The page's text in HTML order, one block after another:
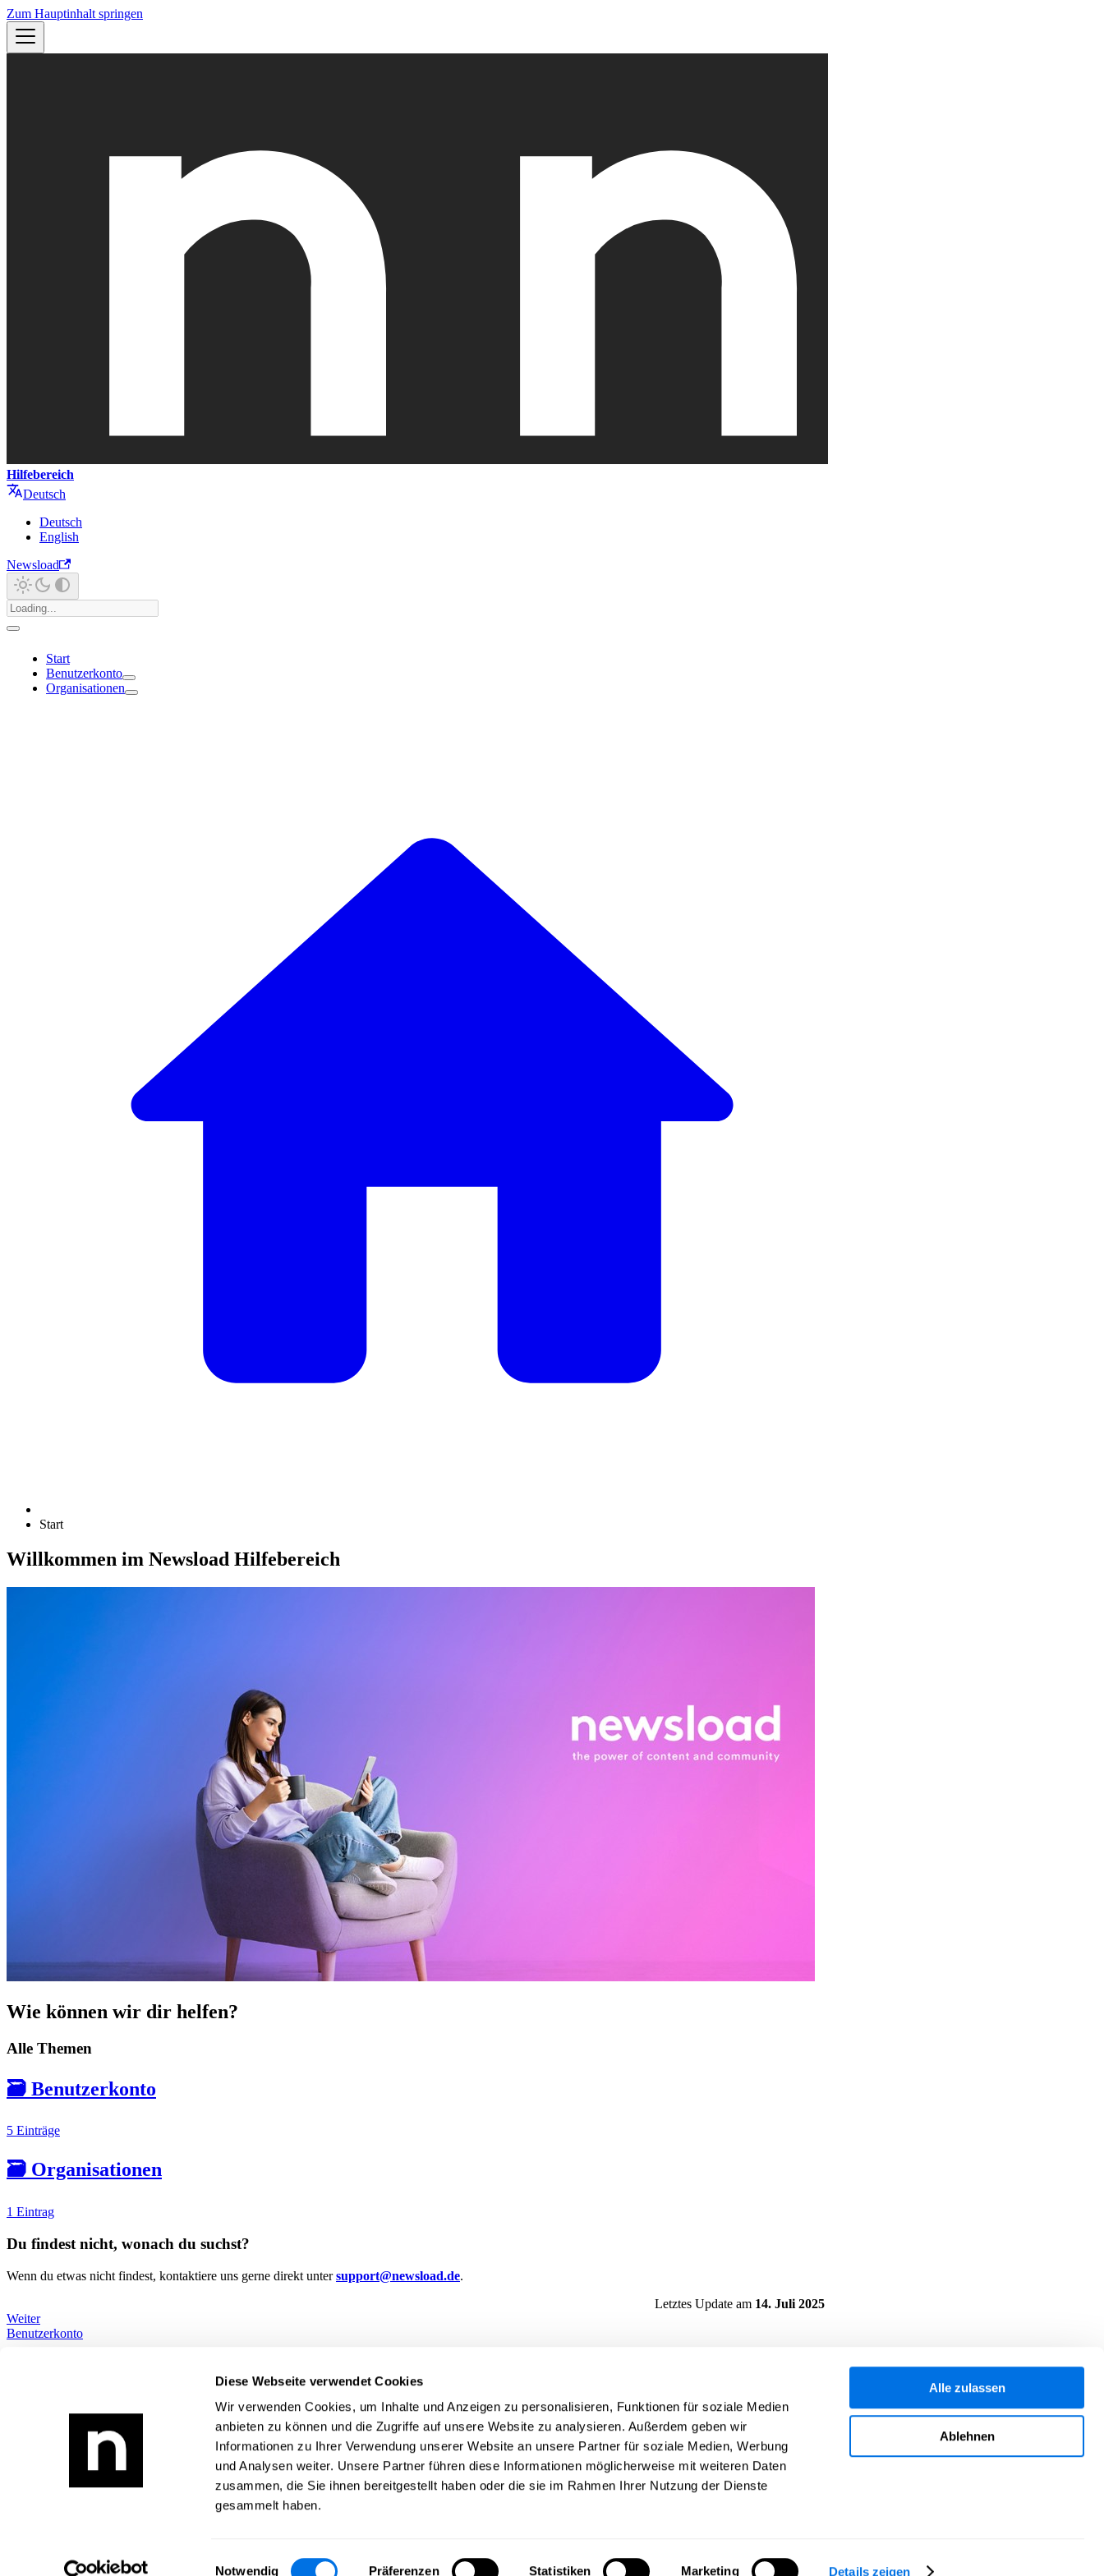
Diese Webseite verwendet Cookies
Wir verwenden Cookies, um Inhalte und Anzeigen zu personalisieren, Funktionen für soziale Medien
anbieten zu können und die Zugriffe auf unsere Website zu analysieren. Außerdem geben wir
Informationen zu Ihrer Verwendung unserer Website an unsere Partner für soziale Medien, Werbung
und Analysen weiter. Unsere Partner führen diese Informationen möglicherweise mit weiteren Daten
zusammen, die Sie ihnen bereitgestellt haben oder die sie im Rahmen Ihrer Nutzung der Dienste
gesammelt haben.
Einwilligungsauswahl
Notwendig Präferenzen Statistiken Marketing Details zeigen
Alle zulassen
Ablehnen
Zum Hauptinhalt springen
Hilfebereich
Deutsch
Deutsch
English
Newsload
Start
Benutzerkonto
Organisationen
Start
Willkommen im Newsload Hilfebereich
Wie können wir dir helfen?
Alle Themen
🗃️ Benutzerkonto
5 Einträge
🗃️ Organisationen
1 Eintrag
Du findest nicht, wonach du suchst?
Wenn du etwas nicht findest, kontaktiere uns gerne direkt untersupport@newsload.de.
Letztes Update am 14. Juli 2025
Weiter
Benutzerkonto
Du findest nicht, wonach du suchst?
Was ist Newsload?
Kontakt